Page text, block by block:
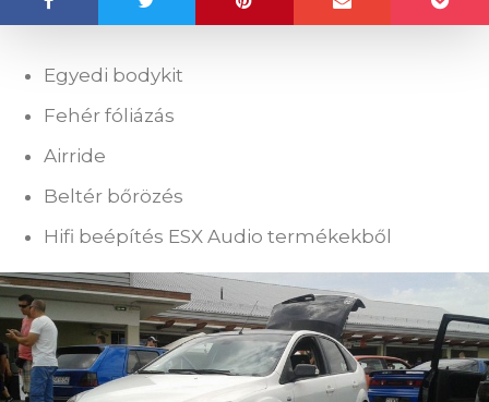
Egyedi bodykit
Fehér fóliázás
Airride
Beltér bőrözés
Hifi beépítés ESX Audio termékekből